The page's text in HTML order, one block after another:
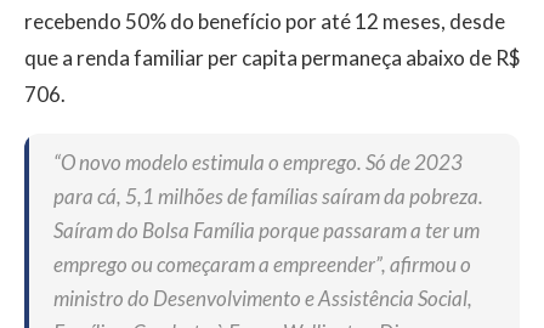
recebendo 50% do benefício por até 12 meses, desde
que a renda familiar per capita permaneça abaixo de R$
706.
“O novo modelo estimula o emprego. Só de 2023
para cá, 5,1 milhões de famílias saíram da pobreza.
Saíram do Bolsa Família porque passaram a ter um
emprego ou começaram a empreender”, afirmou o
ministro do Desenvolvimento e Assistência Social,